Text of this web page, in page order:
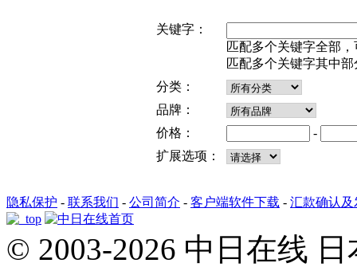
关键字：
匹配多个关键字全部
匹配多个关键字其中
分类：
品牌：
价格：
-
扩展选项：
隐私保护 - 联系我们 - 公司简介 - 客户端软件下载 - 汇款确认及
© 2003-2026 中日在线